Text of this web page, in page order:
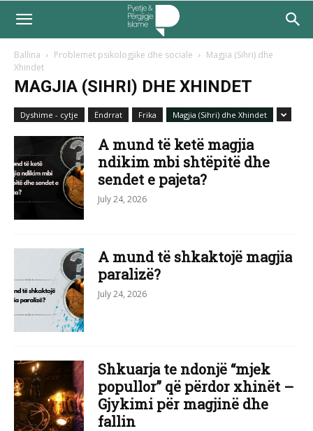
Ballina Problemet psikologjike dhe sociale
Magjia (Sihri) dhe
Xhindet
MAGJIA (SIHRI) DHE XHINDET
Dyshime - cytje Ëndrrat Frika Magjia (Sihri) dhe Xhindet
A mund të ketë magjia
ndikim mbi shtëpitë dhe
sendet e pajeta?
July 24, 2026
A mund të shkaktojë magjia
paralizë?
July 24, 2026
Shkuarja te ndonjë “mjek
popullor” që përdor xhinët – ​
Gjykimi për magjinë dhe
fallin